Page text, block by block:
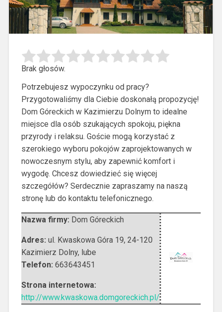
Brak głosów.
Potrzebujesz wypoczynku od pracy?
Przygotowaliśmy dla Ciebie doskonałą propozycję!
Dom Góreckich w Kazimierzu Dolnym to idealne
miejsce dla osób szukającychspokoju, piękna
przyrody i relaksu. Goście mogą korzystać z
szerokiego wyboru pokojów zaprojektowanych w
nowoczesnym stylu, aby zapewnić komfort i
wygodę. Chcesz dowiedzieć się więcej
szczegółów? Serdecznie zapraszamy na naszą
stronę lub do kontaktu telefonicznego.
Nazwa firmy: Dom Góreckich
Adres: ul. Kwaskowa Góra 19, 24-120
Kazimierz Dolny, lube
Telefon: 663643451
Strona internetowa:
http://www.kwaskowa.domgoreckich.pl/